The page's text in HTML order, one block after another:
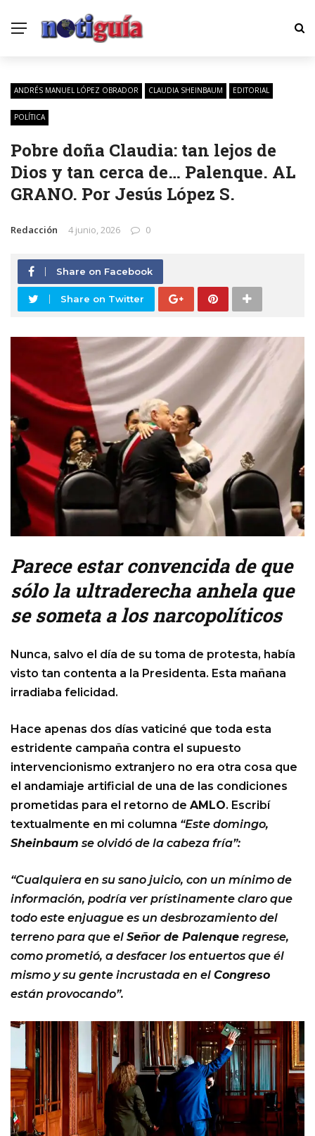
ANDRÉS MANUEL LÓPEZ OBRADOR CLAUDIA SHEINBAUM EDITORIAL
POLÍTICA
Pobre doña Claudia: tan lejos de
Dios y tan cerca de… Palenque. AL
GRANO. Por Jesús López S.
Redacción 4 junio, 2026 0
Share on Facebook
Share on Twitter
Parece estar convencida de que
sólo la ultraderecha anhela que
se someta a los narcopolíticos
Nunca, salvo el día de su toma de protesta, había
visto tan contenta a la Presidenta. Esta mañana
irradiaba felicidad.
Hace apenas dos días vaticiné que toda esta
estridente campaña contra el supuesto
intervencionismo extranjero no era otra cosa que
el andamiaje artificial de una de las condiciones
prometidas para el retorno de AMLO. Escribí
textualmente en mi columna “Este domingo,
Sheinbaum se olvidó de la cabeza fría”:
“Cualquiera en su sano juicio, con un mínimo de
información, podría ver prístinamente claro que
todo este enjuague es un desbrozamiento del
terreno para que el Señor de Palenque regrese,
como prometió, a desfacer los entuertos que él
mismo y su gente incrustada en el Congreso
están provocando”.